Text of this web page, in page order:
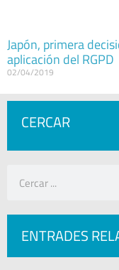
Japón, primera
aplicación del RGPD
02/04/2019
CERCAR
ENTRADES